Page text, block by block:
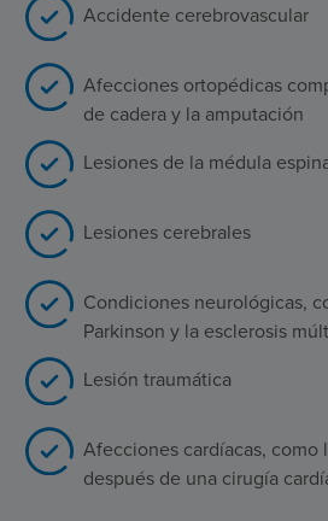
Accidente cerebrovascular
Afecciones ortopédicas
de cadera y la amputación
Lesiones de la médula
Lesiones cerebrales
Condiciones neurológicas,
Parkinson y la esclerosis
Lesión traumática
Afecciones cardíacas, como
después de una cirugía